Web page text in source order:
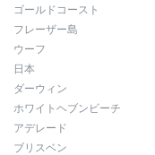
ゴールドコースト
フレーザー島
ウーフ
日本
ダーウィン
ホワイトヘブンビーチ
アデレード
ブリスベン